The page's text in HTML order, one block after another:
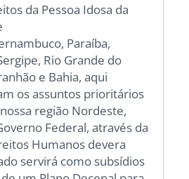
da Pessoa Idosa da
Paraíba,
Rio Grande do
e Bahia, aqui
os assuntos prioritários
região Nordeste,
Federal, através da
Humanos devera
servirá como subsídios